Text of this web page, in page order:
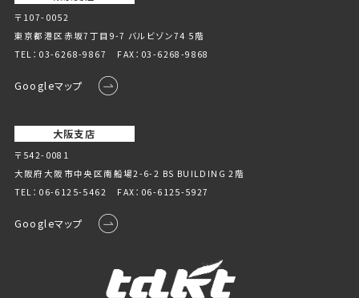
〒107-0052
東京都港区赤坂7丁目9-7 バルビゾン74 5階
TEL： 03-6268-9867 FAX：03-6268-9868
Googleマップ
大阪支店
〒542-0081
大阪府大阪市中央区南船場2-6-2 BS BUILDING 2階
TEL： 06-6125-5462 FAX：06-6125-5927
Googleマップ